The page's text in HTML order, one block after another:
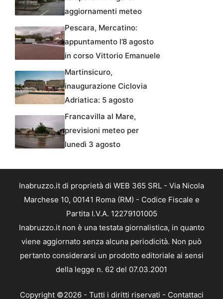
aggiornamenti meteo
Pescara, Mercatino:
appuntamento l’8 agosto
in corso Vittorio Emanuele
Martinsicuro,
inaugurazione Ciclovia
Adriatica: 5 agosto
Francavilla al Mare,
previsioni meteo per
lunedì 3 agosto
Inabruzzo.it di proprietà di WEB 365 SRL - Via Nicola
Marchese 10, 00141 Roma (RM) - Codice Fiscale e
Partita I.V.A. 12279101005
Inabruzzo.it non è una testata giornalistica, in quanto
viene aggiornato senza alcuna periodicità. Non può
pertanto considerarsi un prodotto editoriale ai sensi
della legge n. 62 del 07.03.2001
Copyright ©2026 - Tutti i diritti riservati - Contattaci